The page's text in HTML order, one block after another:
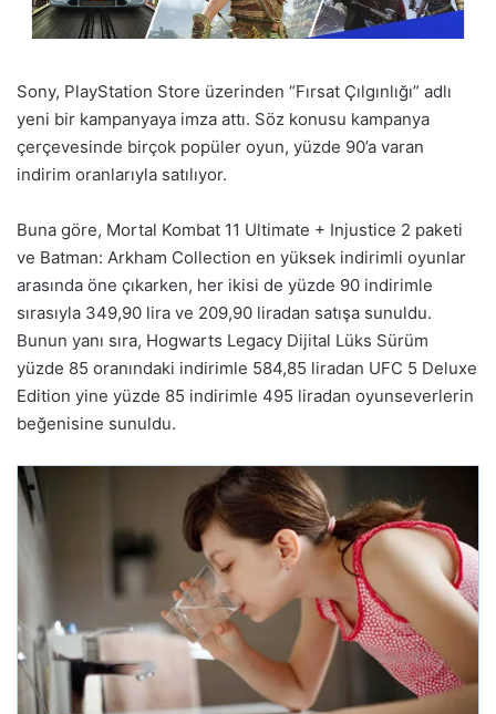
Sony, PlayStation Store üzerinden “Fırsat Çılgınlığı” adlı
yeni bir kampanyaya imza attı. Söz konusu kampanya
çerçevesinde birçok popüler oyun, yüzde 90’a varan
indirim oranlarıyla satılıyor.
Buna göre, Mortal Kombat 11 Ultimate + Injustice 2 paketi
ve Batman: Arkham Collection en yüksek indirimli oyunlar
arasında öne çıkarken, her ikisi de yüzde 90 indirimle
sırasıyla 349,90 lira ve 209,90 liradan satışa sunuldu.
Bunun yanı sıra, Hogwarts Legacy Dijital Lüks Sürüm
yüzde 85 oranındaki indirimle 584,85 liradan UFC 5 Deluxe
Edition yine yüzde 85 indirimle 495 liradan oyunseverlerin
beğenisine sunuldu.